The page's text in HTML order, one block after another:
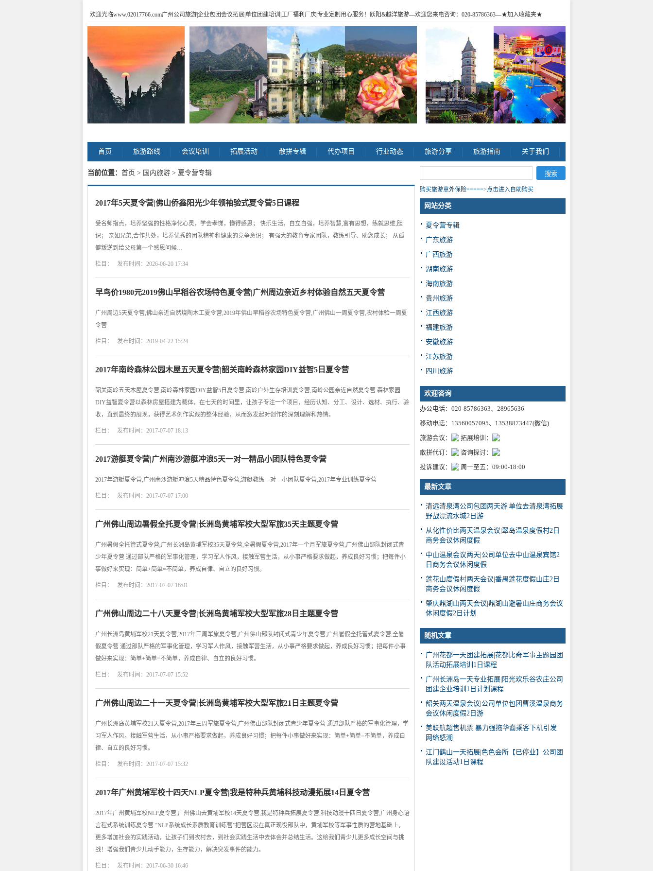
欢迎光临www.02017766.com广州公司旅游|企业包团会议拓展|单位团建培训|工厂福利厂庆|专业定制用心服务！跃阳&越洋旅游—欢迎您来电咨询：020-85786363—★加入收藏夹★
首页 旅游路线 会议培训 拓展活动 散拼专辑 代办项目 行业动态 旅游分享 旅游指南 关于我们
当前位置： 首页 > 国内旅游 > 夏令营专辑
2017年5天夏令营|佛山侨鑫阳光少年领袖验式夏令营5日课程
受名师指点，培养坚强的性格净化心灵，学会孝悌，懂得感恩； 快乐生活，自立自强，培养智慧,富有思想，练就思维,胆
识； 亲如兄弟,合作共处，培养优秀的团队精神和健康的竞争意识； 有强大的教育专家团队，教练引导、助您成长； 从孤
僻叛逆到给父母第一个感恩问候…
栏目： 发布时间：2026-06-20 17:34
早鸟价1980元2019佛山早稻谷农场特色夏令营|广州周边亲近乡村体验自然五天夏令营
广州周边5天夏令营,佛山亲近自然烧陶木工夏令营,2019年佛山早稻谷农场特色夏令营,广州佛山一周夏令营,农村体验一周夏
令营
栏目： 发布时间：2019-04-22 15:24
2017年南岭森林公园木屋五天夏令营|韶关南岭森林家园DIY益智5日夏令营
韶关南岭五天木屋夏令营,南岭森林家园DIY益智5日夏令营,南岭户外生存培训夏令营,南岭公园亲近自然夏令营 森林家园
DIY益智夏令营以森林房屋搭建为载体，在七天的时间里，让孩子专注一个项目，经历认知、分工、设计、选材、执行、验
收，直到最终的展现，获得艺术创作实践的整体经验，从而激发起对创作的深刻理解和热情。
栏目： 发布时间：2017-07-07 18:13
2017游艇夏令营|广州南沙游艇冲浪5天一对一精品小团队特色夏令营
2017年游艇夏令营,广州南沙游艇冲浪5天精品特色夏令营,游艇教练一对一小团队夏令营,2017年专业训练夏令营
栏目： 发布时间：2017-07-07 17:00
广州佛山周边暑假全托夏令营|长洲岛黄埔军校大型军旅35天主题夏令营
广州暑假全托管式夏令营,广州长洲岛黄埔军校35天夏令营,全暑假夏令营,2017年一个月军旅夏令营,广州佛山部队封闭式青
少年夏令营 通过部队严格的军事化管理，学习军人作风，接触军营生活，从小事严格要求做起，养成良好习惯；把每件小
事做好来实现：简单+简单=不简单，养成自律、自立的良好习惯。
栏目： 发布时间：2017-07-07 16:01
广州佛山周边二十八天夏令营|长洲岛黄埔军校大型军旅28日主题夏令营
广州长洲岛黄埔军校21天夏令营,2017年三周军旅夏令营,广州佛山部队封闭式青少年夏令营,广州暑假全托管式夏令营,全暑
假夏令营 通过部队严格的军事化管理，学习军人作风，接触军营生活，从小事严格要求做起，养成良好习惯；把每件小事
做好来实现：简单+简单=不简单，养成自律、自立的良好习惯。
栏目： 发布时间：2017-07-07 15:52
广州佛山周边二十一天夏令营|长洲岛黄埔军校大型军旅21日主题夏令营
广州长洲岛黄埔军校21天夏令营,2017年三周军旅夏令营,广州佛山部队封闭式青少年夏令营 通过部队严格的军事化管理，学
习军人作风，接触军营生活，从小事严格要求做起，养成良好习惯；把每件小事做好来实现：简单+简单=不简单，养成自
律、自立的良好习惯。
栏目： 发布时间：2017-07-07 15:32
2017年广州黄埔军校十四天NLP夏令营|我是特种兵黄埔科技动漫拓展14日夏令营
2017年广州黄埔军校NLP夏令营,广州佛山去黄埔军校14天夏令营,我是特种兵拓展夏令营,科技动漫十四日夏令营,广州身心语
言程式系统训练夏令营 “NLP系统成长素质教育训练营”把营区设在真正现役部队中，黄埔军校等军事性质的营地基础上，
更多增加社会的实践活动，让孩子们到农村去，到社会实践生活中去体会并总结生活。这给我们青少儿更多成长空间与挑
战！增强我们青少儿动手能力，生存能力，解决突发事件的能力。
栏目： 发布时间：2017-06-30 16:46
购买旅游意外保险=====>点击进入自助购买
网站分类
夏令营专辑
广东旅游
广西旅游
湖南旅游
海南旅游
贵州旅游
江西旅游
福建旅游
安徽旅游
江苏旅游
四川旅游
欢迎咨询
办公电话：020-85786363、28965636
移动电话：13560057095、13538873447(微信)
旅游会议：
拓展培训：
散拼代订：
咨询探讨：
投诉建议：
周一至五：09:00-18:00
最新文章
清远清泉湾公司包团两天游|单位去清泉湾拓展
野战漂流水城2日游
从化性价比两天温泉会议|翠岛温泉度假村2日
商务会议休闲度假
中山温泉会议两天|公司单位去中山温泉宾馆2
日商务会议休闲度假
莲花山度假村两天会议|番禺莲花度假山庄2日
商务会议休闲度假
肇庆鼎湖山两天会议|鼎湖山避暑山庄商务会议
休闲度假2日计划
随机文章
广州花都一天团建拓展|花都比奇军事主题园团
队活动拓展培训1日课程
广州长洲岛一天专业拓展|阳光欢乐谷农庄公司
团建企业培训1日计划课程
韶关两天温泉会议|公司单位包团曹溪温泉商务
会议休闲度假2日游
美联航超售机票 暴力强拖华裔乘客下机引发
网络怒潮
江门鹤山一天拓展|色色会所【已停业】公司团
队建设活动1日课程